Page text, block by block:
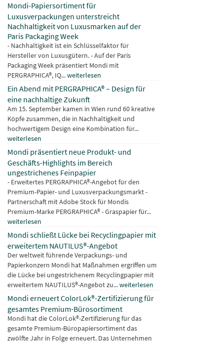
Mondi-Papiersortiment für
Luxusverpackungen unterstreicht
Nachhaltigkeit von Luxusmarken auf der
Paris Packaging Week
- Nachhaltigkeit ist ein Schlüsselfaktor für
Hersteller von Luxusgütern. - Auf der Paris
Packaging Week präsentiert Mondi mit
PERGRAPHICA®, IQ...weiterlesen
Ein Abend mit PERGRAPHICA® – Design für
eine nachhaltige Zukunft
Am 15. September kamen in Wien rund 60 kreative
Köpfe zusammen, die in Nachhaltigkeit und
hochwertigem Design eine Kombination für...
weiterlesen
Mondi präsentiert neue Produkt- und
Geschäfts-Highlights im Bereich
ungestrichenes Feinpapier
- Erweitertes PERGRAPHICA®-Angebot für den
Premium-Papier- und Luxusverpackungsmarkt -
Partnerschaft mit Adobe Stock für Mondis
Premium-Marke PERGRAPHICA® - Graspapier für...
weiterlesen
Mondi schließt Lücke bei Recyclingpapier mit
erweitertem NAUTILUS®-Angebot
Der weltweit führende Verpackungs- und
Papierkonzern Mondi hat Maßnahmen ergriffen um
die Lücke bei ungestrichenem Recyclingpapier mit
erweitertem NAUTILUS®-Angebot zu...weiterlesen
Mondi erneuert ColorLok®-Zertifizierung für
gesamtes Premium-Bürosortiment
Mondi hat die ColorLok®-Zertifizierung für das
gesamte Premium-Büropapiersortiment das
zwölfte Jahr in Folge erneuert. Das Unternehmen